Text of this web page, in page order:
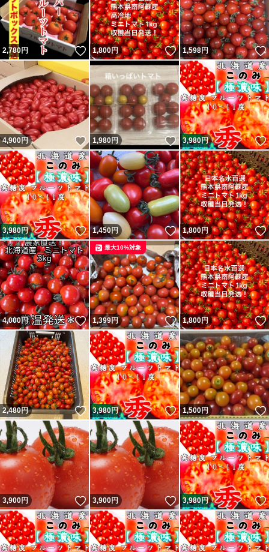
2,780円 いいね！
1,800円 いいね！
1,598円
4,900円 いいね！
1,980円 いいね！
3,980円
3,980円 いいね！
1,450円 いいね！
1,800円
4,000円 いいね！
1,399円 いいね！
最大10%対象
1,800円
2,480円 いいね！
3,980円 いいね！
1,500円
3,900円 いいね！
3,900円 いいね！
3,980円